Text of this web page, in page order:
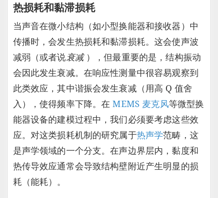
热损耗和黏滞损耗
当声音在微小结构（如小型换能器和接收器）中
传播时，会发生热损耗和黏滞损耗。这会使声波
减弱（或者说衰减），但最重要的是，结构振动
会因此发生衰减。在响应性测量中很容易观察到
此类效应，其中谐振会发生衰减（用高 Q 值舍
入），使得频率下降。在MEMS 麦克风等微型换
能器设备的建模过程中，我们必须要考虑这些效
应。对这类损耗机制的研究属于热声学范畴，这
是声学领域的一个分支。在声边界层内，黏度和
热传导效应通常会导致结构壁附近产生明显的损
耗（能耗）。